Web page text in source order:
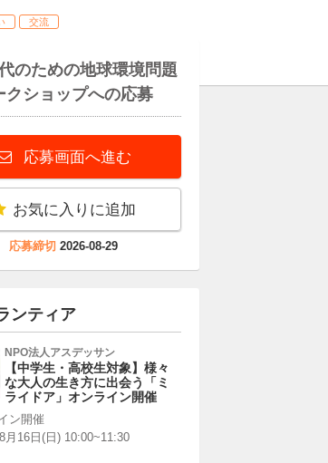
交流
のための地球環境問題
クショップへの応募
応募画面へ進む
お気に入りに追加
応募締切 2026-08-29
ンティア
NPO法人アスデッサン
【中学生・高校生対象】様々
な大人の生き方に出会う「ミ
ライドア」オンライン開催
ン開催
月16日(日) 10:00~11:30